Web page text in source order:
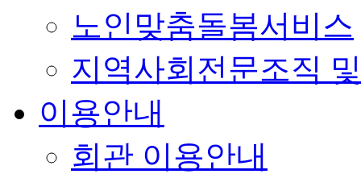
노인맞춤돌봄서비스
지역사회전문조직
이용안내
회관 이용안내